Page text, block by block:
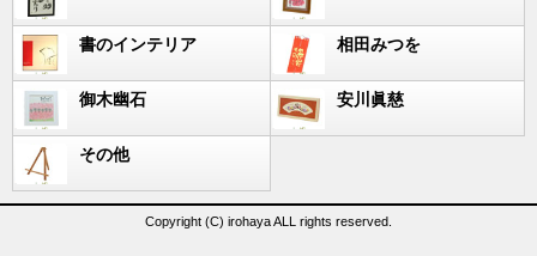
書のインテリア 相田みつを
御木幽石 安川眞慈
その他
Copyright (C) irohaya ALL rights reserved.